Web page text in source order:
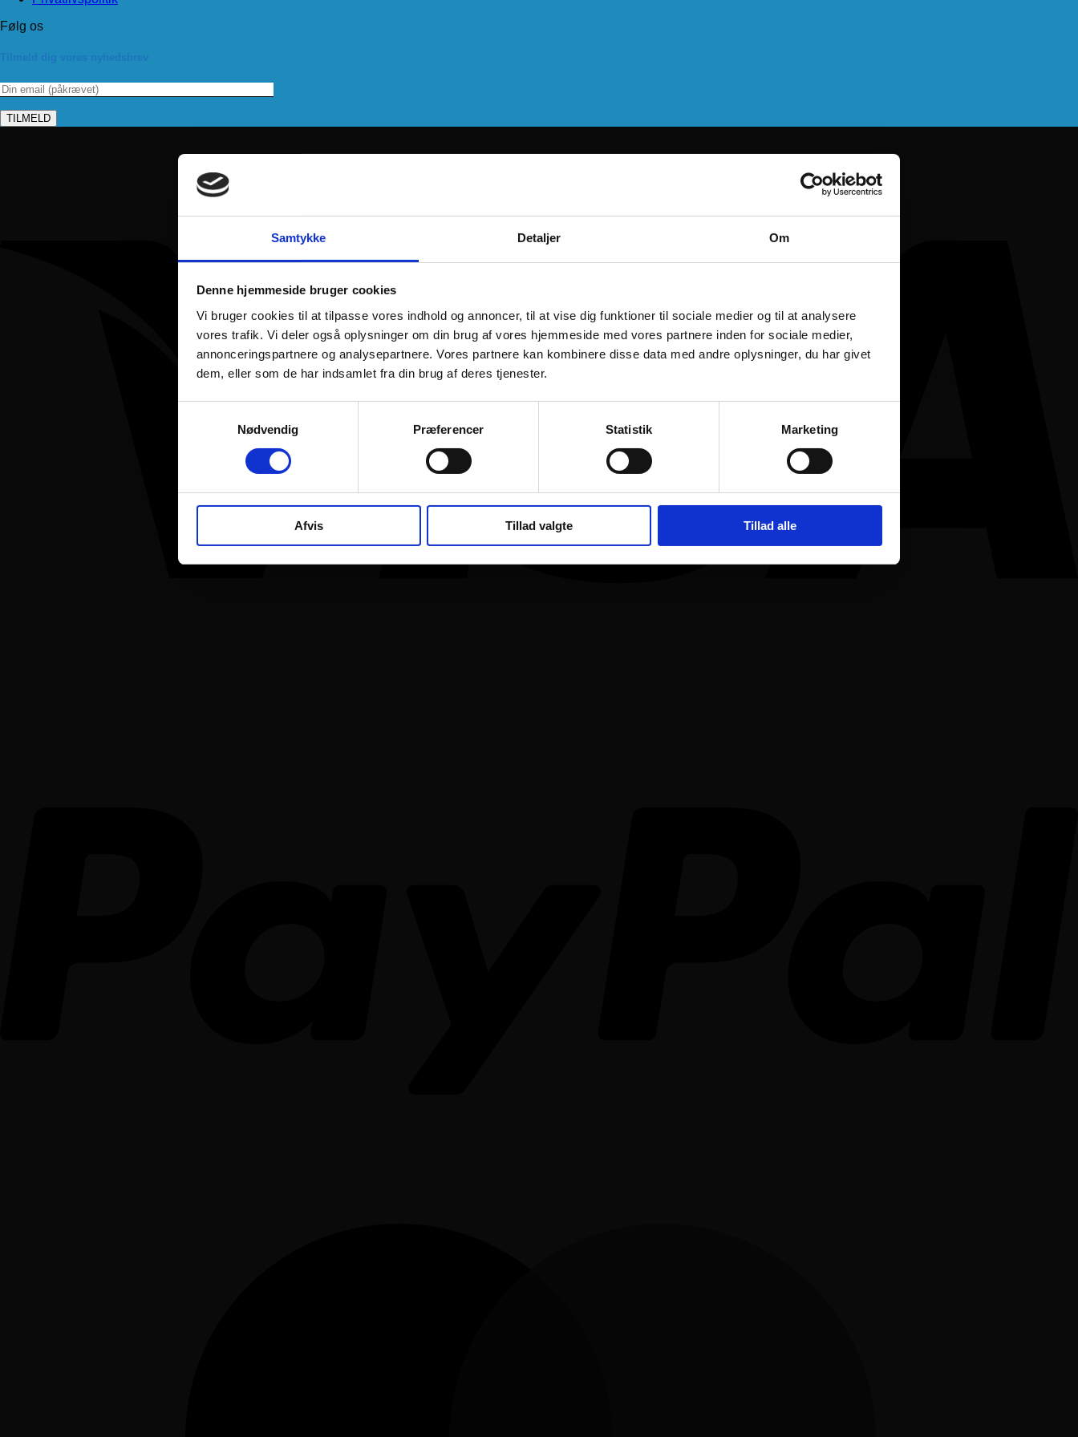
Samtykke Detaljer Om
Denne hjemmeside bruger cookies
Vi bruger cookies til at tilpasse vores indhold og annoncer, til at vise dig funktioner til sociale medier og til at analysere
vores trafik. Vi deler også oplysninger om din brug af vores hjemmeside med vores partnere inden for sociale medier,
annonceringspartnere og analysepartnere. Vores partnere kan kombinere disse data med andre oplysninger, du har givet
dem, eller som de har indsamlet fra din brug af deres tjenester.
Nødvendig
Præferencer Statistik Marketing
Afvis Tillad valgte Tillad alle
Følg os
Tilmeld dig vores nyhedsbrev